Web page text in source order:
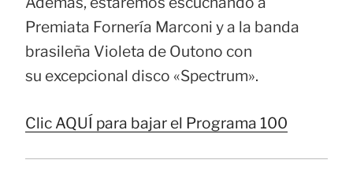
Premiata Fornería Marconi y a la banda
brasileña Violeta de Outono con
su excepcional disco «Spectrum».
Clic AQUÍ para bajar el Programa 100